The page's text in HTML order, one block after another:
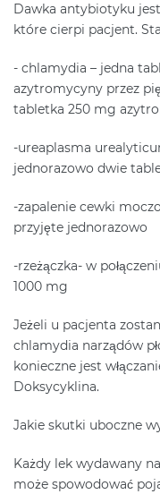
Dawka antybiotyku
które cierpi pacjent.
- chlamydia – jedna
azytromycyny przez
tabletka 250 mg
-ureaplasma
jednorazowo dwie
-zapalenie cewki
przyjęte jednorazowo
-rzeżączka- w
1000 mg
Jeżeli u pacjenta
chlamydia narządów
konieczne jest
Doksycyklina.
Jakie skutki uboczne
Każdy lek wydawany
może spowodować